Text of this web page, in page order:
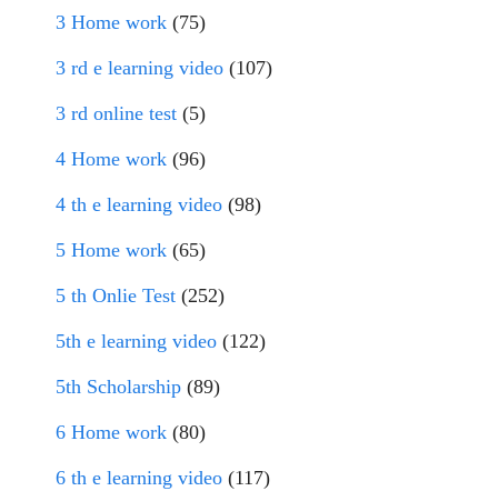
3 Home work (75)
3 rd e learning video (107)
3 rd online test (5)
4 Home work (96)
4 th e learning video (98)
5 Home work (65)
5 th Onlie Test (252)
5th e learning video (122)
5th Scholarship (89)
6 Home work (80)
6 th e learning video (117)